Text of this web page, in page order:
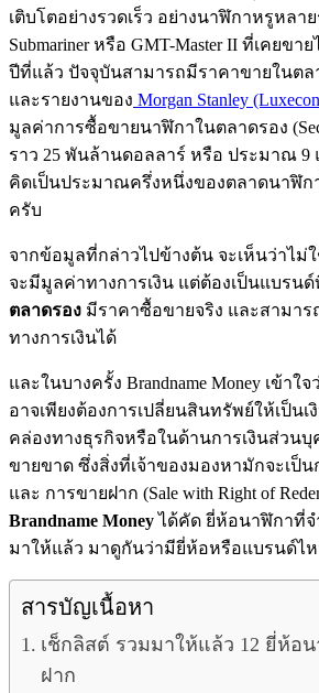
เติบโตอย่างรวดเร็ว อย่างนาฬิกาหรูหลาย
Submariner หรือ GMT-Master II ที่เคยข
ปีที่แล้ว ปัจจุบันสามารถมีราคาขายในตล
และรายงานของ Morgan Stanley
มูลค่าการซื้อขายนาฬิกาในตลาดรอง
ราว 25 พันล้านดอลลาร์ หรือ ประมาณ 9
คิดเป็นประมาณครึ่งหนึ่งของตลาดนาฬิกา
ครับ
จากข้อมูลที่กล่าวไปข้างต้น จะเห็นว่าไ
จะมีมูลค่าทางการเงิน แต่ต้องเป็นแบรน
ตลาดรอง มีราคาซื้อขายจริง และสามา
ทางการเงินได้
และในบางครั้ง Brandname Money เข้าใ
อาจเพียงต้องการเปลี่ยนสินทรัพย์ให้เป็นเ
คล่องทางธุรกิจหรือในด้านการเงินส่วน
ขายขาด ซึ่งสิ่งที่เจ้าของมองหามักจะเป็น
และ การขายฝาก (Sale with Right of
Brandname Moneyได้คัด ยี่ห้อนาฬิกาที่จ
มาให้แล้ว มาดูกันว่ามียี่ห้อหรือแบรนด์ไ
สารบัญเนื้อหา
เช็กลิสต์ รวมมาให้แล้ว 12 ยี่ห้อ
ฝาก